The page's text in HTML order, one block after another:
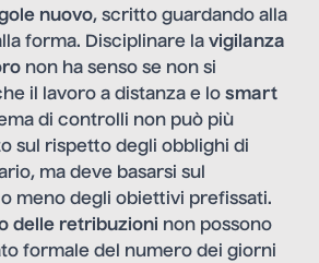
nuovo, scritto guardando alla
forma. Disciplinare la vigilanza
non ha senso se non si
il lavoro a distanza e lo smart
di controlli non può più
sul rispetto degli obblighi di
ma deve basarsi sul
meno degli obiettivi prefissati.
delle retribuzioni non possono
formale del numero dei giorni